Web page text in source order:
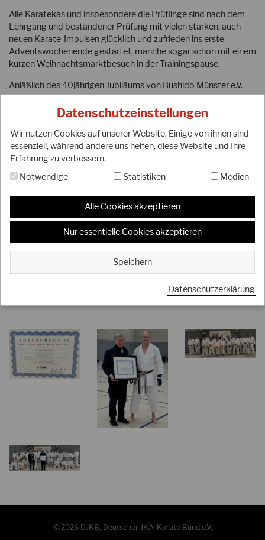
Datenschutzeinstellungen
Wir nutzen Cookies auf unserer Website. Einige von ihnen sind
essenziell, während andere uns helfen, diese Website und Ihre
Erfahrung zu verbessern.
Notwendige
Statistiken Medien
Alle Cookies akzeptieren
Nur essentielle Cookies akzeptieren
Speichern
Datenschutzerklärung
Alle Karatekas und insbesondere die Prüflinge sind nach dem
Lehrgang und bestandener Prüfung mit vielen starken, auch
neuen Karate-Impulsen glücklich und zufrieden ins erste
Adventswochenende gestartet, manche sogar schon mit einem
kurzen Weihnachtsmarktbesuch in der Trainingspause.
Anläßlich des 40jährigen Jubiläums von Bushido Münster e.V.
hat der DJKB-Vizepräsident Thomas Schulze im Namen des
DJKB dem Vorsitzenden Klaus Maretzke, 6. Dan eine
Ehrenurkunde ausgehändigt. Bushido Münster e.V. bedankt sich
mit 40 laut-starken Tsukis beim DJKB-Präsidium für diese
schöne Auszeichnung.
Diashow auf der Homepagewww.bushido-muenster.de. Und
25.11.2023 mit Thomas Schulze in Münster.
Christina Maretzke
E-
info@bushido-muenster.de
© 2026 DJKB, Deutscher JKA-Karate Bund e.V.